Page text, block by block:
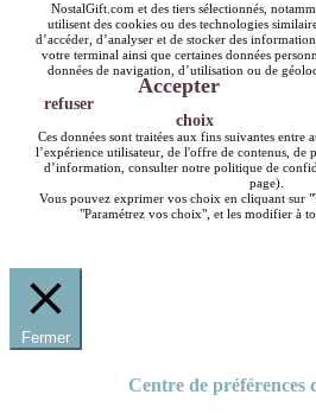
NostalGift.com et des tiers sélectionnés,
utilisent des cookies ou des technologies
d’accéder, d’analyser et de stocker des
votre terminal ainsi que certaines données
données de navigation, d’utilisation ou de
Accepter
refuser
choix
Ces données sont traitées aux fins suivantes entre
l’expérience utilisateur, de l'offre de contenus, de
d’information, consulter notre politique de
page).
Vous pouvez exprimer vos choix en cliquant sur
"Paramétrez vos choix", et les modifier à
Fermer
Centre de préférences